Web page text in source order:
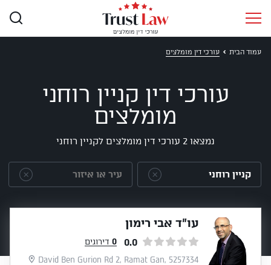
עמוד הבית עורכי דין מומלצים
עורכי דין קניין רוחני
מומלצים
נמצאו 2 עורכי דין מומלצים לקניין רוחני
עו״ד אבי רימון
0.0
0 דירוגים
David Ben Gurion Rd 2, Ramat Gan, 5257334